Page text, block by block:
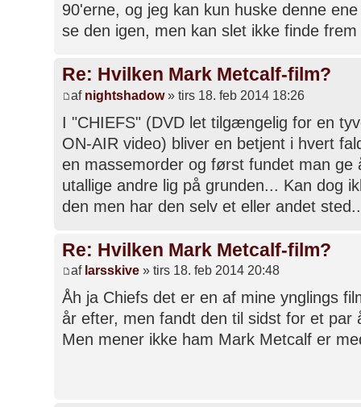
90'erne, og jeg kan kun huske denne
se den igen, men kan slet ikke finde
Re: Hvilken Mark Metcalf-film?
af nightshadow» tirs 18. feb 2014 18:26
I "CHIEFS" (DVD let tilgængelig for en
ON-AIR video) bliver en betjent i hvert
en massemorder og først fundet man ge
utallige andre lig på grunden... Kan dog
den men har den selv et eller andet
Re: Hvilken Mark Metcalf-film?
af larsskive » tirs 18. feb 2014 20:48
Åh ja Chiefs det er en af mine ynglings
år efter, men fandt den til sidst for et par
Men mener ikke ham Mark Metcalf er